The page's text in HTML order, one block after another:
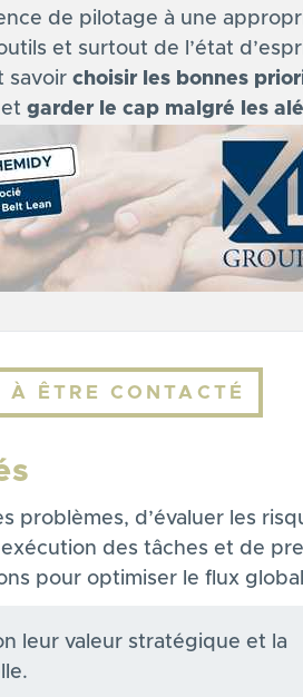
de pilotage à une
et surtout de l’état
savoir choisir les bonnes
garder le cap malgré les
À ÊTRE CONTACTÉ
problèmes, d’évaluer les
des tâches et de
pour optimiser le flux
leur valeur stratégique et la